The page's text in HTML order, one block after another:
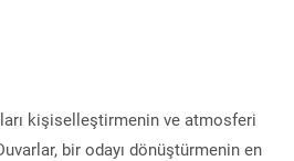
kişiselleştirmenin ve atmosferi
bir odayı dönüştürmenin en